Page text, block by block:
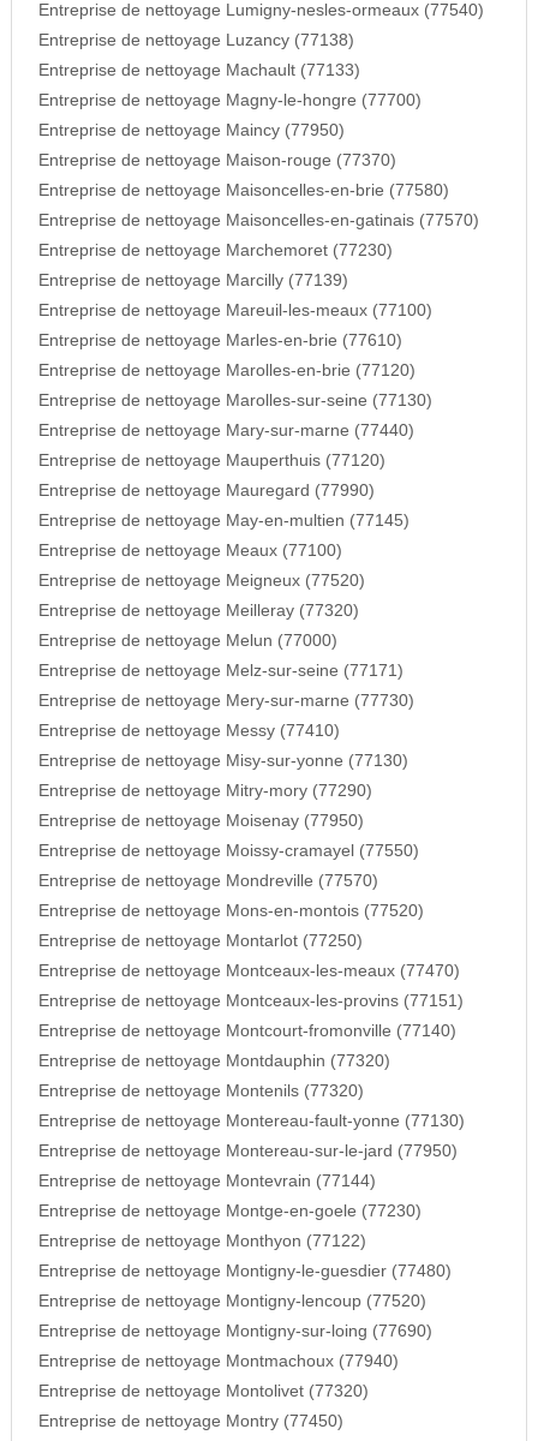
Entreprise de nettoyage Lumigny-nesles-ormeaux (77540)
Entreprise de nettoyage Luzancy (77138)
Entreprise de nettoyage Machault (77133)
Entreprise de nettoyage Magny-le-hongre (77700)
Entreprise de nettoyage Maincy (77950)
Entreprise de nettoyage Maison-rouge (77370)
Entreprise de nettoyage Maisoncelles-en-brie (77580)
Entreprise de nettoyage Maisoncelles-en-gatinais (77570)
Entreprise de nettoyage Marchemoret (77230)
Entreprise de nettoyage Marcilly (77139)
Entreprise de nettoyage Mareuil-les-meaux (77100)
Entreprise de nettoyage Marles-en-brie (77610)
Entreprise de nettoyage Marolles-en-brie (77120)
Entreprise de nettoyage Marolles-sur-seine (77130)
Entreprise de nettoyage Mary-sur-marne (77440)
Entreprise de nettoyage Mauperthuis (77120)
Entreprise de nettoyage Mauregard (77990)
Entreprise de nettoyage May-en-multien (77145)
Entreprise de nettoyage Meaux (77100)
Entreprise de nettoyage Meigneux (77520)
Entreprise de nettoyage Meilleray (77320)
Entreprise de nettoyage Melun (77000)
Entreprise de nettoyage Melz-sur-seine (77171)
Entreprise de nettoyage Mery-sur-marne (77730)
Entreprise de nettoyage Messy (77410)
Entreprise de nettoyage Misy-sur-yonne (77130)
Entreprise de nettoyage Mitry-mory (77290)
Entreprise de nettoyage Moisenay (77950)
Entreprise de nettoyage Moissy-cramayel (77550)
Entreprise de nettoyage Mondreville (77570)
Entreprise de nettoyage Mons-en-montois (77520)
Entreprise de nettoyage Montarlot (77250)
Entreprise de nettoyage Montceaux-les-meaux (77470)
Entreprise de nettoyage Montceaux-les-provins (77151)
Entreprise de nettoyage Montcourt-fromonville (77140)
Entreprise de nettoyage Montdauphin (77320)
Entreprise de nettoyage Montenils (77320)
Entreprise de nettoyage Montereau-fault-yonne (77130)
Entreprise de nettoyage Montereau-sur-le-jard (77950)
Entreprise de nettoyage Montevrain (77144)
Entreprise de nettoyage Montge-en-goele (77230)
Entreprise de nettoyage Monthyon (77122)
Entreprise de nettoyage Montigny-le-guesdier (77480)
Entreprise de nettoyage Montigny-lencoup (77520)
Entreprise de nettoyage Montigny-sur-loing (77690)
Entreprise de nettoyage Montmachoux (77940)
Entreprise de nettoyage Montolivet (77320)
Entreprise de nettoyage Montry (77450)